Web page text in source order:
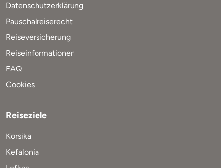
Datenschutzerklärung
Pauschalreiserecht
Reiseversicherung
Reiseinformationen
FAQ
Cookies
Reiseziele
Korsika
Kefalonia